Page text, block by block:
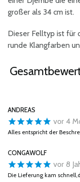
großer als 34 cm ist.
Dieser Felltyp ist für
runde Klangfarben
ANDREAS
vor 4
Alles entspricht der
CONGAWOLF
vor 8
Die Lieferung kam